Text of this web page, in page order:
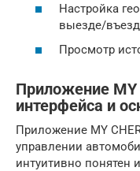
Настройка
выезде/
Просмотр
Приложение MY
интерфейса и
Приложение MY
управлении
интуитивно понятен